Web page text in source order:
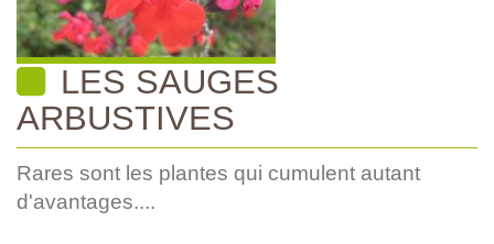
LES SAUGES
ARBUSTIVES
Rares sont les plantes qui cumulent autant
d'avantages....